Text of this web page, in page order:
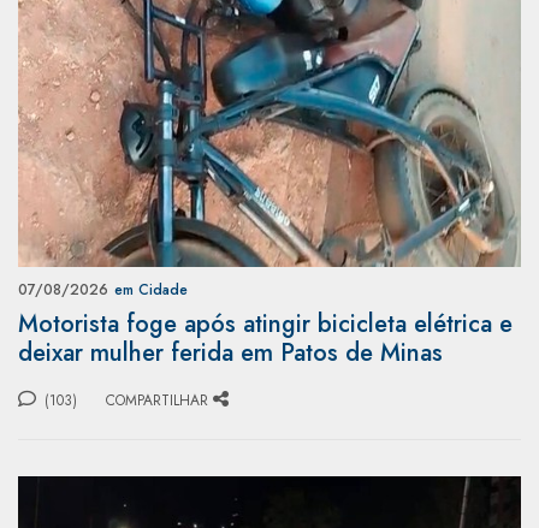
07/08/2026 em Cidade
Motorista foge após atingir bicicleta elétrica e
deixar mulher ferida em Patos de Minas
(103) COMPARTILHAR